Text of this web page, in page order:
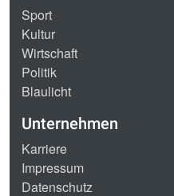
Sport
Kultur
Wirtschaft
Politik
Blaulicht
Unternehmen
Karriere
Impressum
Datenschutz